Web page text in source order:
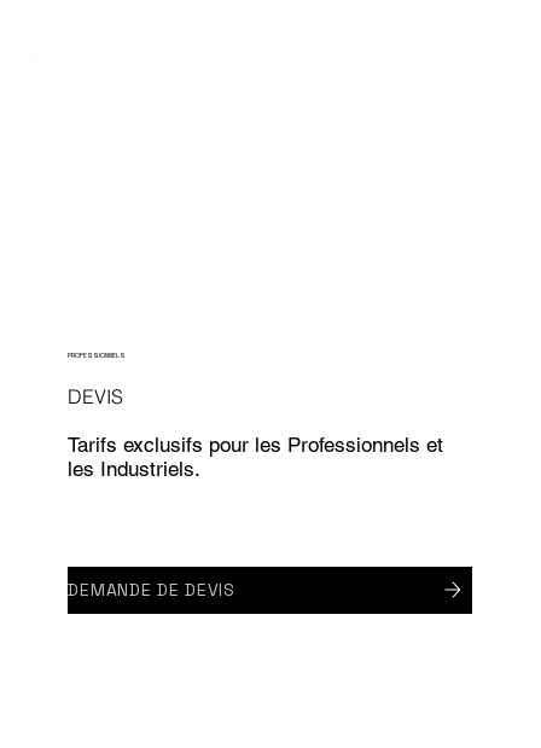
DEVIS
PROFESSIONNELS
Tarifs exclusifs pour les Professionnels et
les Industriels.
DEMANDE DE DEVIS